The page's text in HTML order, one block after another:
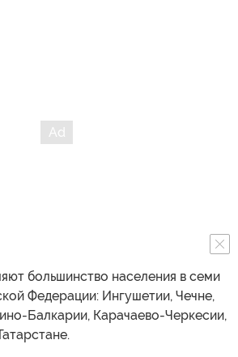
большинство населения в семи
Федерации: Ингушетии, Чечне,
Балкарии, Карачаево-Черкесии,